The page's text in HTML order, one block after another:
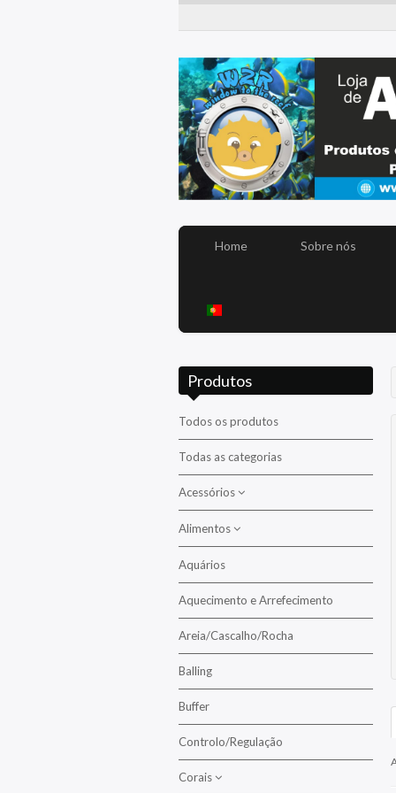
Home Sobre nós
Produtos
Todos os produtos
Todas as categorias
Acessórios
Aclimatação
Alimentação
Balling
Lentes
Manutenção/Limpeza
Pedras Difusoras
Propagação
Alimentos
Alimento para Crustáceos
Alimentos para Corais
Alimentos para Peixes
Algas
Alimento Congelado
Alimento em Flocos
Alimento Líquido
Aquários
Aquecimento e Arrefecimento
Areia/Cascalho/Rocha
Balling
Buffer
Controlo/Regulação
Corais